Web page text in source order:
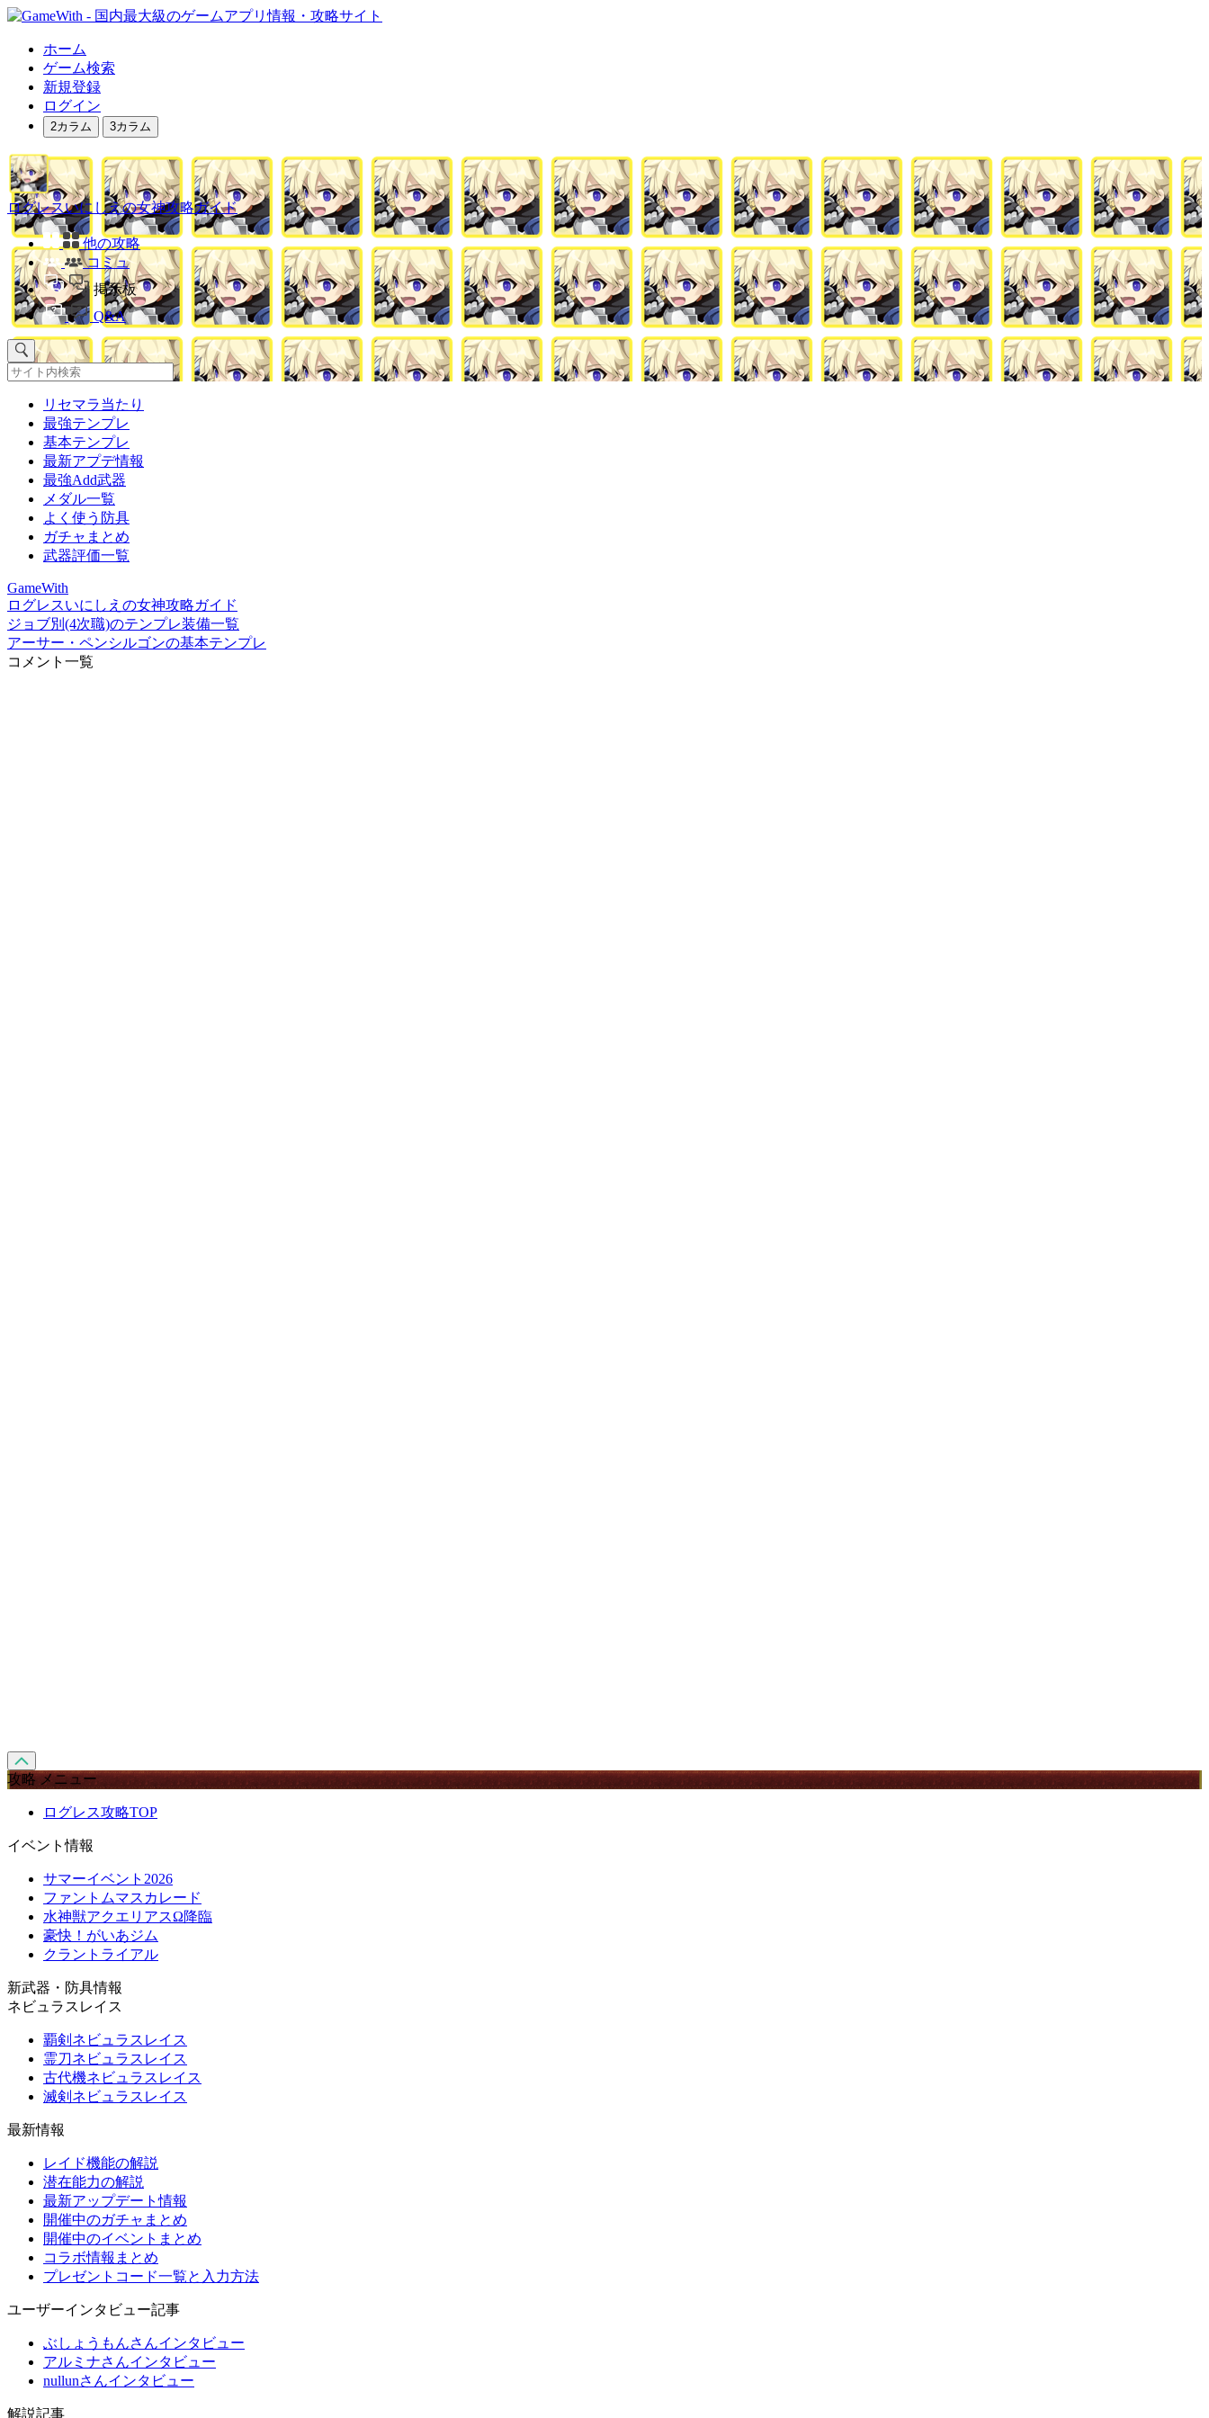
ホーム
ゲーム検索
新規登録
ログイン
2カラム 3カラム
ログレスいにしえの女神攻略ガイド
他の攻略
コミュ
掲示板
Q&A
リセマラ当たり
最強テンプレ
基本テンプレ
最新アプデ情報
最強Add武器
メダル一覧
よく使う防具
ガチャまとめ
武器評価一覧
GameWith
ログレスいにしえの女神攻略ガイド
ジョブ別(4次職)のテンプレ装備一覧
アーサー・ペンシルゴンの基本テンプレ
コメント一覧
攻略 メニュー
ログレス攻略TOP
イベント情報
サマーイベント2026
ファントムマスカレード
水神獣アクエリアスΩ降臨
豪快！がいあジム
クラントライアル
新武器・防具情報
ネビュラスレイス
覇剣ネビュラスレイス
霊刀ネビュラスレイス
古代機ネビュラスレイス
滅剣ネビュラスレイス
最新情報
レイド機能の解説
潜在能力の解説
最新アップデート情報
開催中のガチャまとめ
開催中のイベントまとめ
コラボ情報まとめ
プレゼントコード一覧と入力方法
ユーザーインタビュー記事
ぶしょうもんさんインタビュー
アルミナさんインタビュー
nullunさんインタビュー
解説記事